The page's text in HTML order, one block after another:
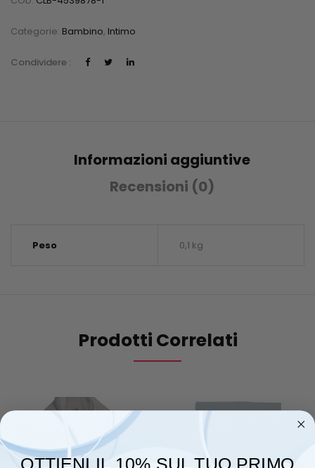
Categorie: Bambino, Intimo
Condividere :
Informazioni aggiuntive
Recensioni (0)
Peso 0,1 kg
Prodotti Correlati
OTTIENI IL 10% SUL TUO PRIMO